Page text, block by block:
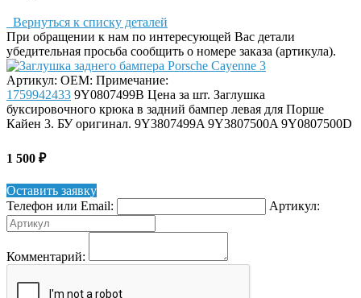
Вернуться к списку деталей
При обращении к нам по интересующей Вас детали
убедительная просьба сообщить о номере заказа (артикула).
Артикул: OEM: Примечание:
1759942433 9Y0807499B Цена за шт. Заглушка
буксировочного крюка в задний бампер левая для Порше
Кайен 3. БУ оригинал. 9Y3807499A 9Y3807500A 9Y0807500D
1 500 ₽
Оставить заявку
Телефон или Email:
Артикул:
Комментарий: